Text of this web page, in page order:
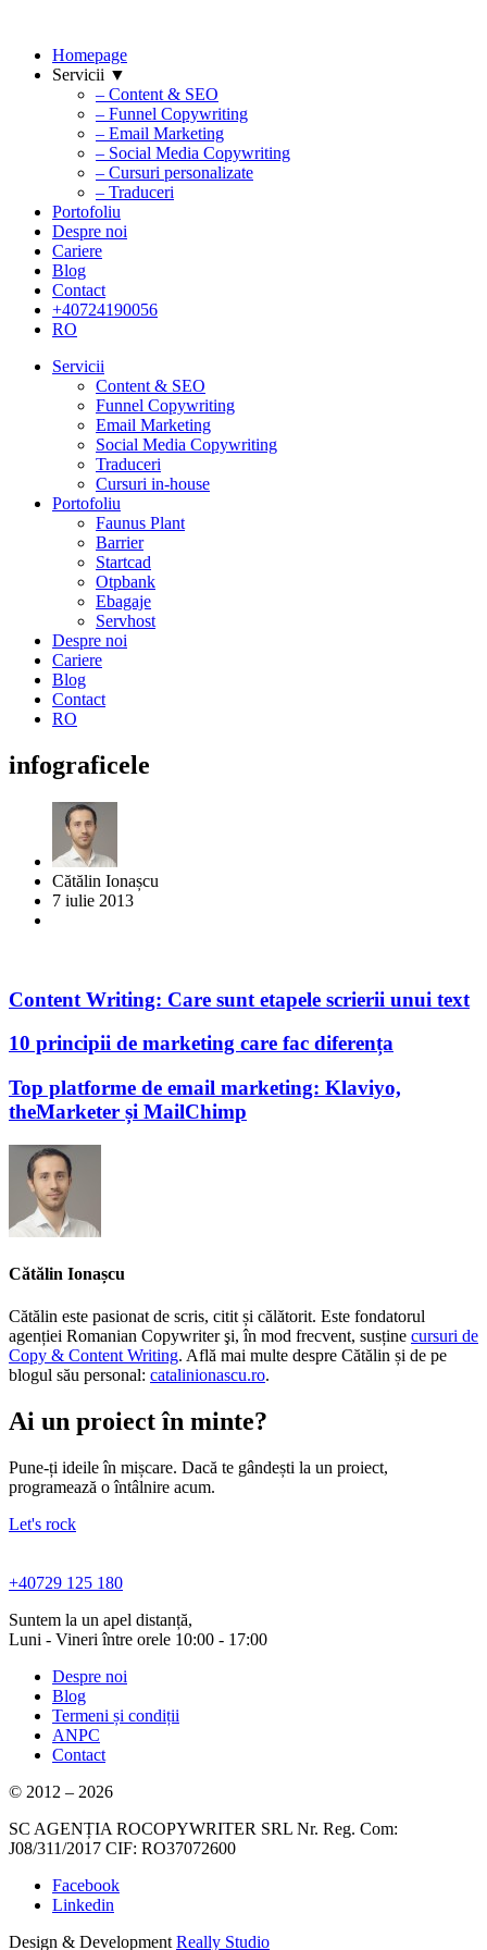
Homepage
Servicii ▼
– Content & SEO
– Funnel Copywriting
– Email Marketing
– Social Media Copywriting
– Cursuri personalizate
– Traduceri
Portofoliu
Despre noi
Cariere
Blog
Contact
+40724190056
RO
Servicii
Content & SEO
Funnel Copywriting
Email Marketing
Social Media Copywriting
Traduceri
Cursuri in-house
Portofoliu
Faunus Plant
Barrier
Startcad
Otpbank
Ebagaje
Servhost
Despre noi
Cariere
Blog
Contact
RO
infograficele
Cătălin Ionașcu
7 iulie 2013
Content Writing: Care sunt etapele scrierii unui text
10 principii de marketing care fac diferența
Top platforme de email marketing: Klaviyo,
theMarketer și MailChimp
Cătălin Ionașcu
Cătălin este pasionat de scris, citit și călătorit. Este fondatorul
agenției Romanian Copywriter şi, în mod frecvent, susține cursuri de
Copy & Content Writing. Află mai multe despre Cătălin și de pe
blogul său personal: catalinionascu.ro.
Ai un proiect în minte?
Pune-ți ideile în mișcare. Dacă te gândești la un proiect,
programează o întâlnire acum.
Let's rock
+40729 125 180
Suntem la un apel distanță,
Luni - Vineri între orele 10:00 - 17:00
Despre noi
Blog
Termeni și condiții
ANPC
Contact
© 2012 – 2026
SC AGENȚIA ROCOPYWRITER SRL Nr. Reg. Com:
J08/311/2017 CIF: RO37072600
Facebook
Linkedin
Design & Development Really Studio